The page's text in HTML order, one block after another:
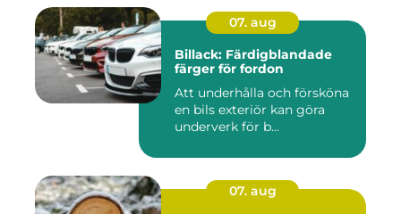
07. aug
Billack: Färdigblandade
färger för fordon
Att underhålla och försköna
en bils exteriör kan göra
underverk för b...
07. aug